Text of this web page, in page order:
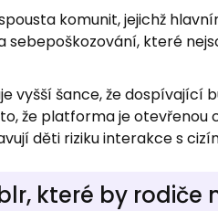
komunit, jejichž
sebepoškozování, které
vyšší šance, že dospívající
že platforma je otevřenou
děti riziku interakce s
které by